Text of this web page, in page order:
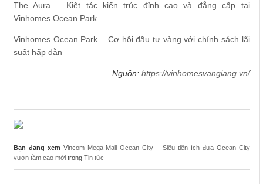
The Aura – Kiệt tác kiến trúc đỉnh cao và đẳng cấp tại
Vinhomes Ocean Park
Vinhomes Ocean Park – Cơ hội đầu tư vàng với chính sách lãi
suất hấp dẫn
Nguồn: https://vinhomesvangiang.vn/
Bạn đang xem Vincom Mega Mall Ocean City – Siêu tiện ích đưa Ocean City
vươn tầm cao mới trong Tin tức